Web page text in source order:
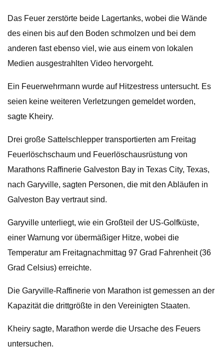
Das Feuer zerstörte beide Lagertanks, wobei die Wände
des einen bis auf den Boden schmolzen und bei dem
anderen fast ebenso viel, wie aus einem von lokalen
Medien ausgestrahlten Video hervorgeht.
Ein Feuerwehrmann wurde auf Hitzestress untersucht. Es
seien keine weiteren Verletzungen gemeldet worden,
sagte Kheiry.
Drei große Sattelschlepper transportierten am Freitag
Feuerlöschschaum und Feuerlöschausrüstung von
Marathons Raffinerie Galveston Bay in Texas City, Texas,
nach Garyville, sagten Personen, die mit den Abläufen in
Galveston Bay vertraut sind.
Garyville unterliegt, wie ein Großteil der US-Golfküste,
einer Warnung vor übermäßiger Hitze, wobei die
Temperatur am Freitagnachmittag 97 Grad Fahrenheit (36
Grad Celsius) erreichte.
Die Garyville-Raffinerie von Marathon ist gemessen an der
Kapazität die drittgrößte in den Vereinigten Staaten.
Kheiry sagte, Marathon werde die Ursache des Feuers
untersuchen.